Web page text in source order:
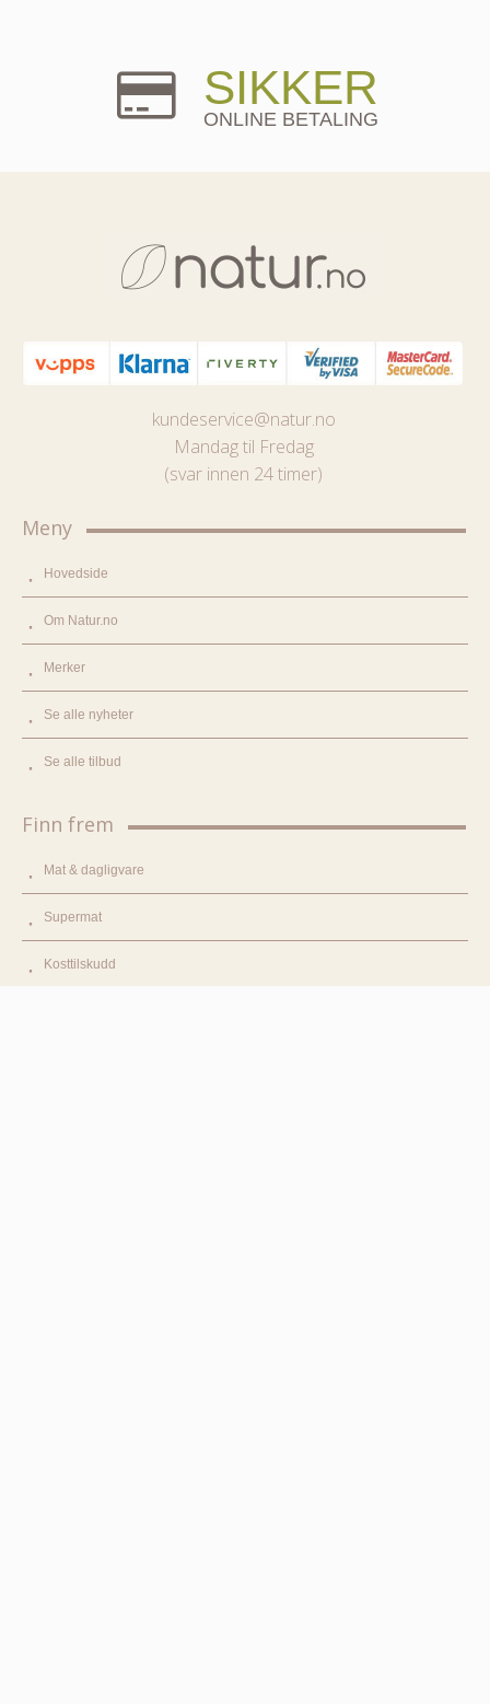
SIKKER
ONLINE BETALING
kundeservice@natur.no
Mandag til Fredag
(svar innen 24 timer)
Meny
Hovedside
Om Natur.no
Merker
Se alle nyheter
Se alle tilbud
Finn frem
Mat & dagligvare
Supermat
Kosttilskudd